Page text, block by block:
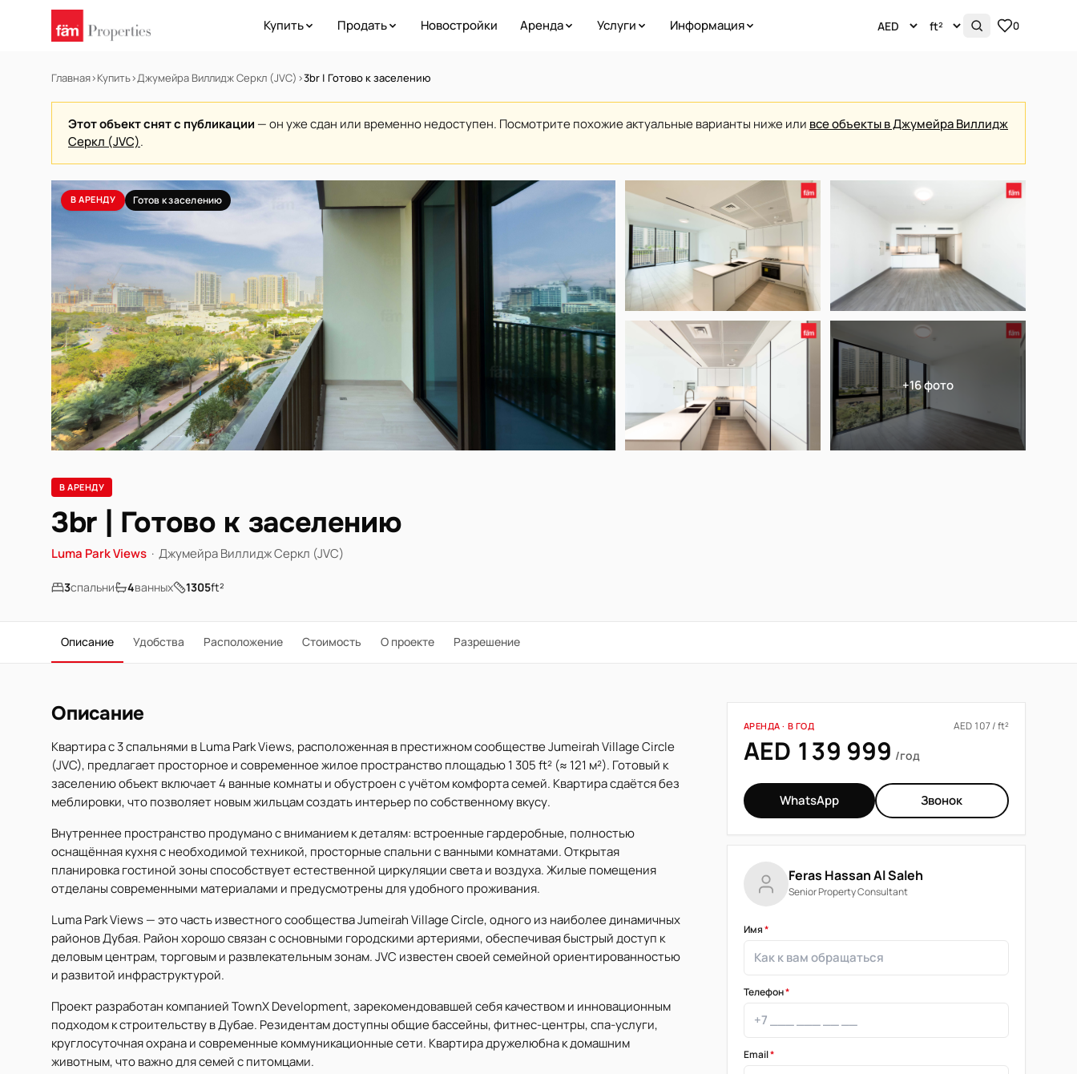
Купить Продать Новостройки Аренда Услуги Информация 0
Главная›Купить›Джумейра Виллидж Серкл (JVC) ›3br | Готово к заселению
Этот объект снят с публикации — он уже сдан или временно недоступен. Посмотрите похожие актуальные варианты ниже или все объекты в Джумейра Виллидж
Серкл (JVC).
В АРЕНДУ Готов к заселению
+16 фото
В АРЕНДУ
3br | Готово к заселению
Luma Park Views · Джумейра Виллидж Серкл (JVC)
3спальни 4ванных 1305ft²
Описание Удобства Расположение Стоимость О проекте Разрешение
Описание
Квартира с 3 спальнями в Luma Park Views, расположенная в престижном сообществе Jumeirah Village Circle
(JVC), предлагает просторное и современное жилое пространство площадью 1 305 ft² (≈ 121 м²). Готовый к
заселению объект включает 4 ванные комнаты и обустроен с учётом комфорта семей. Квартира сдаётся без
меблировки, что позволяет новым жильцам создать интерьер по собственному вкусу.
Внутреннее пространство продумано с вниманием к деталям: встроенные гардеробные, полностью
оснащённая кухня с необходимой техникой, просторные спальни с ванными комнатами. Открытая
планировка гостиной зоны способствует естественной циркуляции света и воздуха. Жилые помещения
отделаны современными материалами и предусмотрены для удобного проживания.
Luma Park Views — это часть известного сообщества Jumeirah Village Circle, одного из наиболее динамичных
районов Дубая. Район хорошо связан с основными городскими артериями, обеспечивая быстрый доступ к
деловым центрам, торговым и развлекательным зонам. JVC известен своей семейной ориентированностью
и развитой инфраструктурой.
Проект разработан компанией TownX Development, зарекомендовавшей себя качеством и инновационным
подходом к строительству в Дубае. Резидентам доступны общие бассейны, фитнес-центры, спа-услуги,
круглосуточная охрана и современные коммуникационные сети. Квартира дружелюбна к домашним
животным, что важно для семей с питомцами.
АРЕНДА · В ГОД AED 107 / ft²
AED 139 999 /год
WhatsApp Звонок
Feras Hassan Al Saleh
Senior Property Consultant
Имя*
Телефон*
Email*